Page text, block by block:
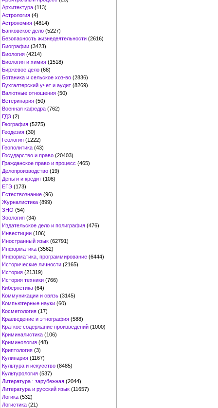
Архитектура (113)
Астрология (4)
Астрономия (4814)
Банковское дело (5227)
Безопасность жизнедеятельности (2616)
Биографии (3423)
Биология (4214)
Биология и химия (1518)
Биржевое дело (68)
Ботаника и сельское хоз-во (2836)
Бухгалтерский учет и аудит (8269)
Валютные отношения (50)
Ветеринария (50)
Военная кафедра (762)
ГДЗ (2)
География (5275)
Геодезия (30)
Геология (1222)
Геополитика (43)
Государство и право (20403)
Гражданское право и процесс (465)
Делопроизводство (19)
Деньги и кредит (108)
ЕГЭ (173)
Естествознание (96)
Журналистика (899)
ЗНО (54)
Зоология (34)
Издательское дело и полиграфия (476)
Инвестиции (106)
Иностранный язык (62791)
Информатика (3562)
Информатика, программирование (6444)
Исторические личности (2165)
История (21319)
История техники (766)
Кибернетика (64)
Коммуникации и связь (3145)
Компьютерные науки (60)
Косметология (17)
Краеведение и этнография (588)
Краткое содержание произведений (1000)
Криминалистика (106)
Криминология (48)
Криптология (3)
Кулинария (1167)
Культура и искусство (8485)
Культурология (537)
Литература : зарубежная (2044)
Литература и русский язык (11657)
Логика (532)
Логистика (21)